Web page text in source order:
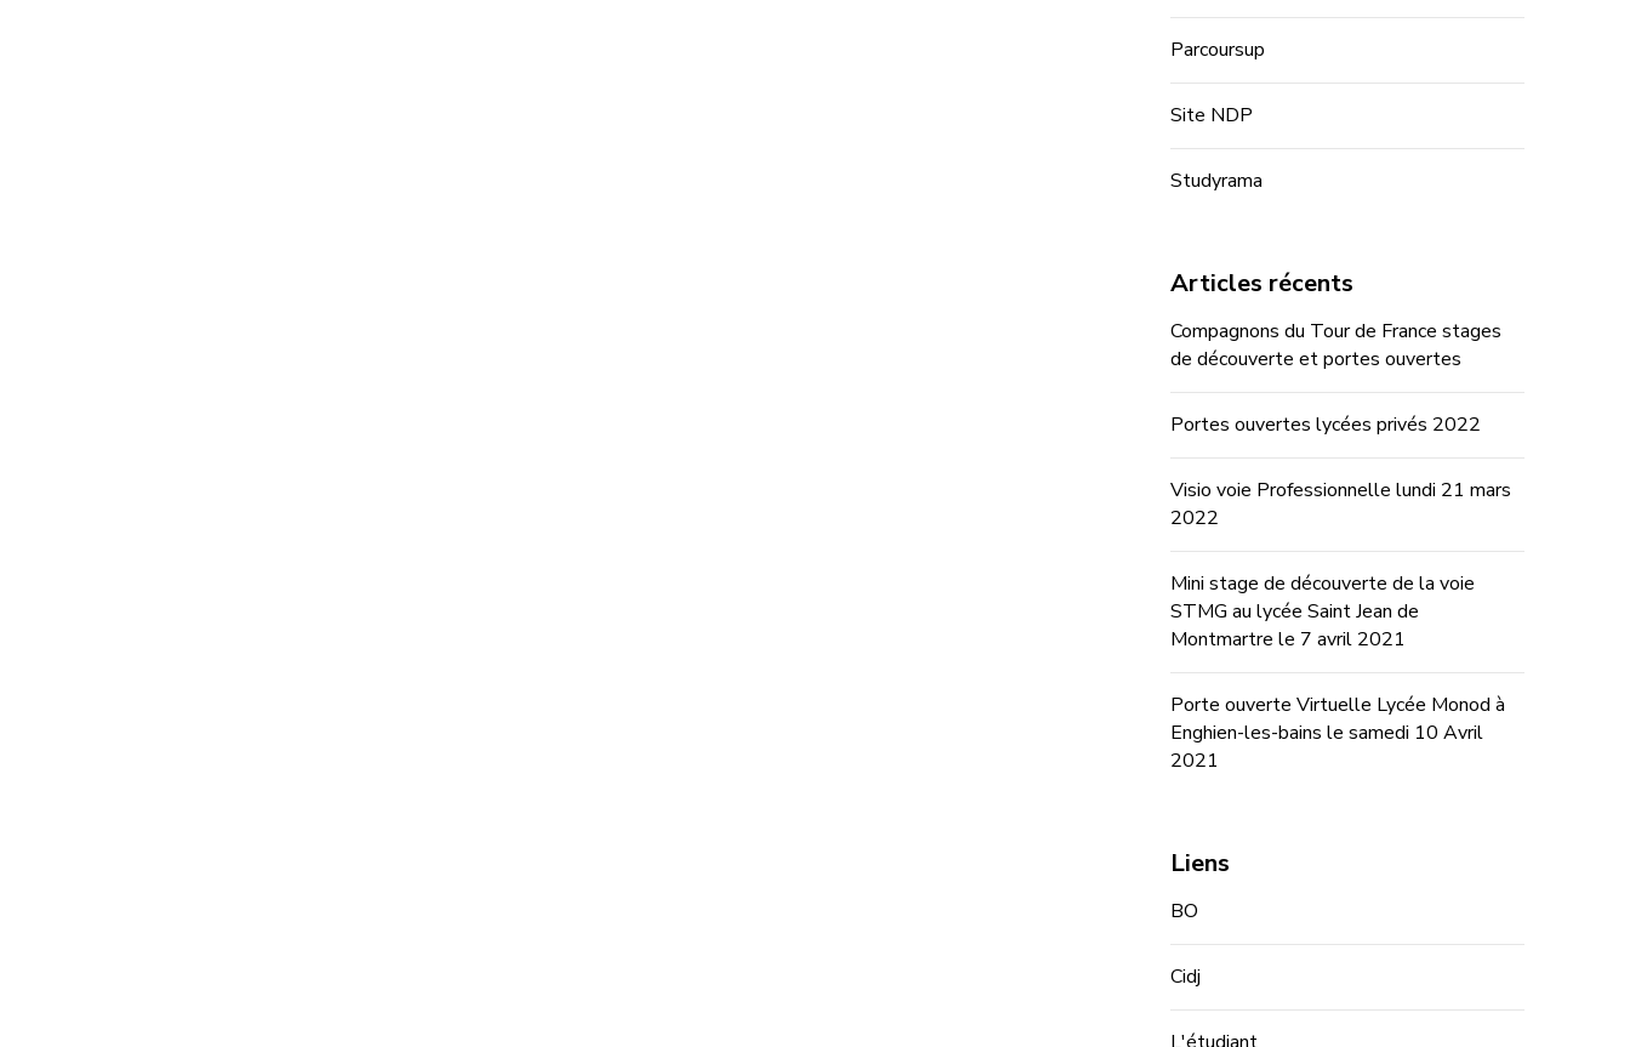
Parcoursup
Site NDP
Studyrama
Articles récents
Compagnons du Tour de France stages
de découverte et portes ouvertes
Portes ouvertes lycées privés 2022
Visio voie Professionnelle lundi 21 mars
2022
Mini stage de découverte de la voie
STMG au lycée Saint Jean de
Montmartre le 7 avril 2021
Porte ouverte Virtuelle Lycée Monod à
Enghien-les-bains le samedi 10 Avril
2021
Liens
BO
Cidj